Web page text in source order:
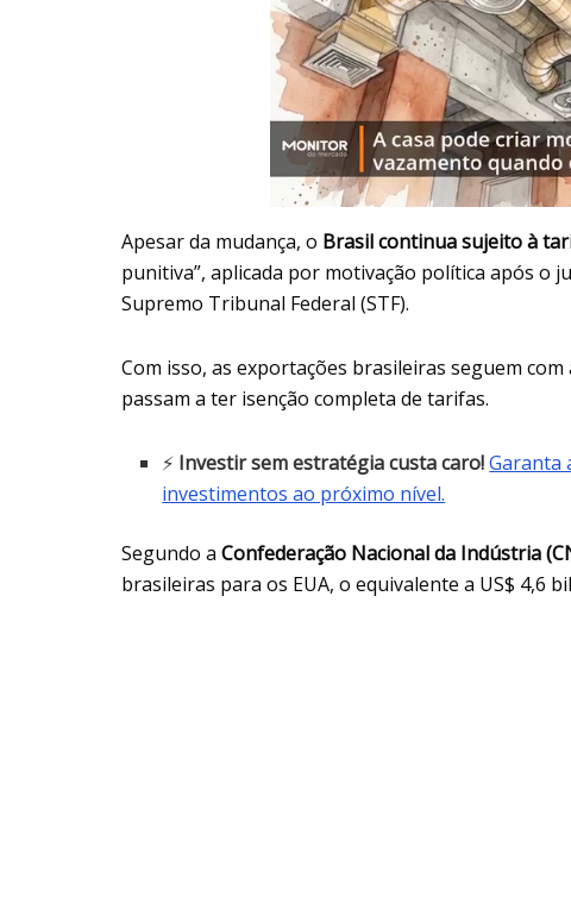
Apesar da mudança, o Brasil continua sujeito à
punitiva”, aplicada por motivação política após o
Supremo Tribunal Federal (STF).
Com isso, as exportações brasileiras seguem
passam a ter isenção completa de tarifas.
⚡ Investir sem estratégia custa caro!Garanta
investimentos ao próximo nível.
Segundo a Confederação Nacional da Indústria
brasileiras para os EUA, o equivalente a US$ 4,6